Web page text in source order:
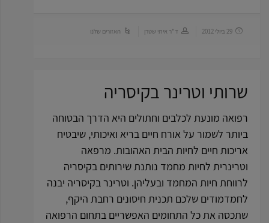
29 ביולי 2012 ד"ר איתי שטרן האזורים שלנו
שרותי וטרינר בקיסריה
רפואה מונעת לכלבים וחתולים היא הדרך הבטוחה
ביותר לשמור על אורח חיים בריא ואיכותי, שיבטיח
אריכות חיים לחיות הבית האהובות. מרפאה
וטרינרית לחיות מחמד נותנת שירותים בקיסריה
לרווחת חיות המחמד ובעליהן. וטרינר בקיסריה יבנה
לחמדמודים שלכם תכנית חיסונים רחבת היקף,
שתכסה את כל התחומים האפשריים בתחום הרפואה